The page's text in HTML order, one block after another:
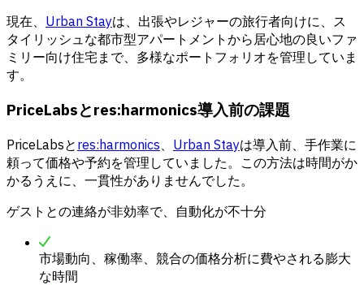
現在、 Urban Stayは、出張やレジャーの旅行者向けに、ス
タイリッシュな都市型アパートメントから居心地の良いファ
ミリー向け住宅まで、多様なポートフォリオを管理していま
す。
PriceLabsとres:harmonics導入前の課題
PriceLabsと res:harmonics Urban Stayは導入前、手作業に
頼って価格や予約を管理していました。この方法は時間がか
かるうえに、一貫性がありませんでした。
ゲストとの連絡が非効率で、自動化が不十分
市場動向、稼働率、競合の価格分析に費やされる膨大
な時間